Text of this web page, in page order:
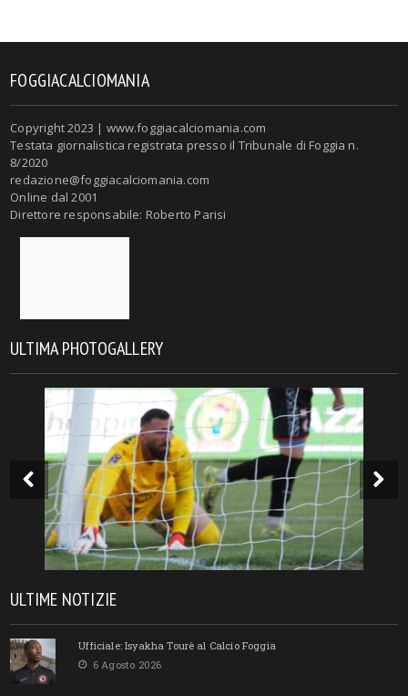
FOGGIACALCIOMANIA
Copyright 2023 | www.foggiacalciomania.com
Testata giornalistica registrata presso il Tribunale di Foggia n.
8/2020
redazione@foggiacalciomania.com
Online dal 2001
Direttore responsabile: Roberto Parisi
ULTIMA PHOTOGALLERY
ULTIME NOTIZIE
Ufficiale: Isyakha Tourè al Calcio Foggia
6 Agosto 2026